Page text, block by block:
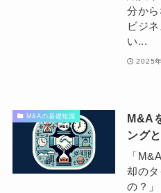
分か
ビジ
い...
2025
M&Aの基礎知識
M&A
ング
「
却の
の？